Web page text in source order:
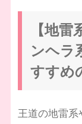
【地
ンヘラ
すすめ
王道の地雷系